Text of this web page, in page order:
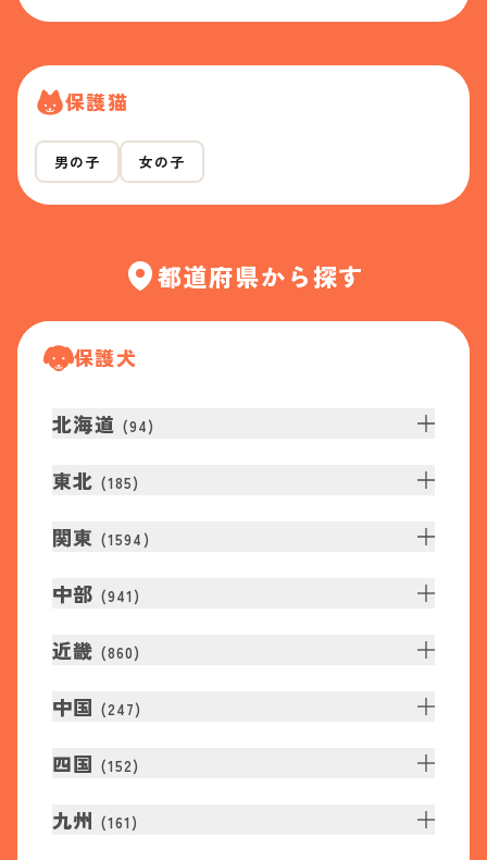
保護猫
男の子 女の子
都道府県から探す
保護犬
北海道 (94)
東北 (185)
関東 (1594 )
中部 (941 )
近畿 (860)
中国 (247)
四国 (152)
九州 (161 )